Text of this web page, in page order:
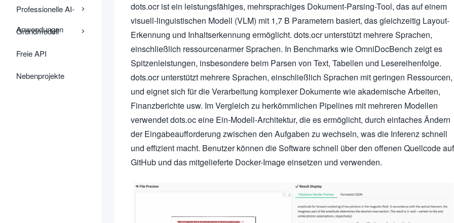
Professionelle AI-
Anwendungen
Grundmodell
Freie API
Nebenprojekte
dots.ocr ist ein leistungsfähiges, mehrsprachiges Dokument-Parsing-Tool, das auf einem
visuell-linguistischen Modell (VLM) mit 1,7 B Parametern basiert, das gleichzeitig Layout-
Erkennung und Inhaltserkennung ermöglicht. dots.ocr unterstützt mehrere Sprachen,
einschließlich ressourcenarmer Sprachen. In Benchmarks wie OmniDocBench zeigt es
Spitzenleistungen, insbesondere beim Parsen von Text, Tabellen und Lesereihenfolge.
dots.ocr unterstützt mehrere Sprachen, einschließlich Sprachen mit geringen Ressourcen,
und eignet sich für die Verarbeitung komplexer Dokumente wie akademische Arbeiten,
Finanzberichte usw. Im Vergleich zu herkömmlichen Pipelines mit mehreren Modellen
verwendet dots.oc eine Ein-Modell-Architektur, die es ermöglicht, durch einfaches Ändern
der Eingabeaufforderung zwischen den Aufgaben zu wechseln, was die Inferenz schnell
und effizient macht. Benutzer können die Software schnell über den offenen Quellcode auf
GitHub und das mitgelieferte Docker-Image einsetzen und verwenden.